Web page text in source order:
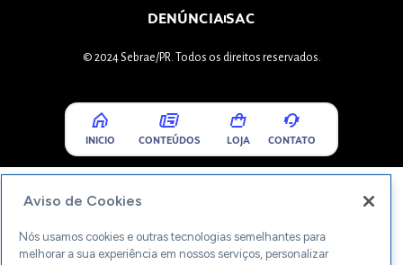
DENÚNCIASAC
© 2024 Sebrae/PR. Todos os direitos reservados.
INICIO CONTEÚDOS LOJA CONTATO
Aviso de Cookies
Nós usamos cookies e outras tecnologias semelhantes para
melhorar a sua experiência em nossos serviços, personalizar